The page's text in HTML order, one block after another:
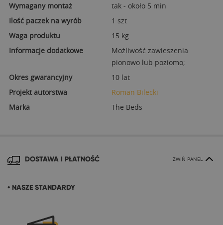
Wymagany montaż
tak - około 5 min
Ilość paczek na wyrób
1 szt
Waga produktu
15 kg
Informacje dodatkowe
Możliwość zawieszenia
pionowo lub poziomo;
Okres gwarancyjny
10 lat
Projekt autorstwa
Roman Bilecki
Marka
The Beds
DOSTAWA I PŁATNOŚĆ ZWIŃ PANEL
• NASZE STANDARDY